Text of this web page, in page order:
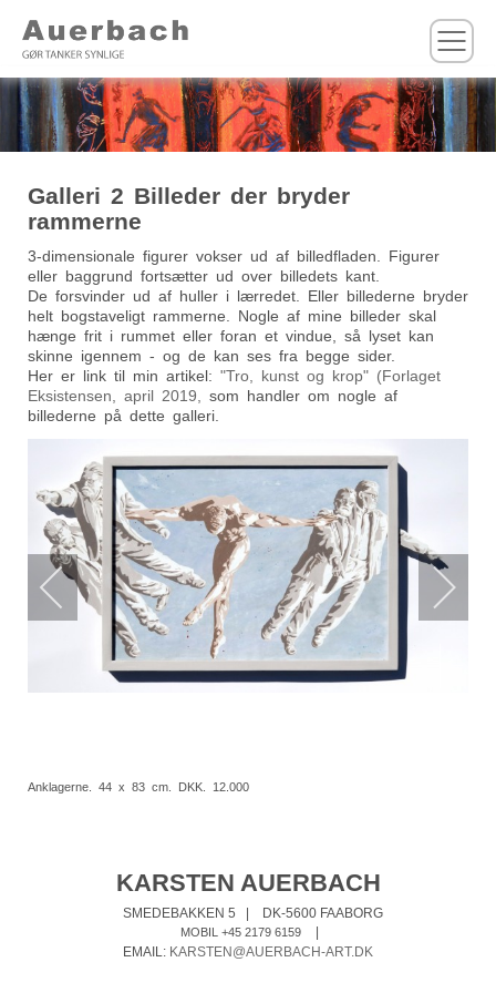
Galleri 2 Billeder der bryder
rammerne
3-dimensionale figurer vokser ud af billedfladen. Figurer
eller baggrund fortsætter ud over billedets kant.
De forsvinder ud af huller i lærredet. Eller billederne bryder
helt bogstaveligt rammerne. Nogle af mine billeder skal
hænge frit i rummet eller foran et vindue, så lyset kan
skinne igennem - og de kan ses fra begge sider.
Her er link til min artikel: "Tro, kunst og krop" (Forlaget
Eksistensen, april 2019,
som handler om nogle af
billederne på dette galleri.
Anklagerne. 44 x 83 cm. DKK. 12.000
KARSTEN AUERBACH
SMEDEBAKKEN 5 | DK-5600 FAABORG
MOBIL +45 2179 6159
|
EMAIL: KARSTEN@AUERBACH-ART.DK